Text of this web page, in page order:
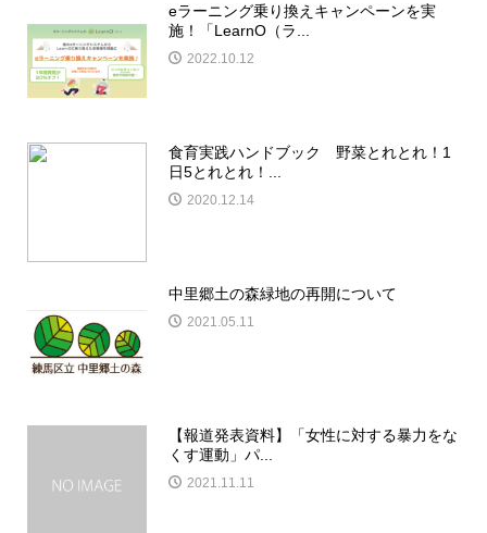
eラーニング乗り換えキャンペーンを実
施！「LearnO（ラ...
2022.10.12
食育実践ハンドブック 野菜とれとれ！1
日5とれとれ！...
2020.12.14
中里郷土の森緑地の再開について
2021.05.11
【報道発表資料】「女性に対する暴力をな
くす運動」パ...
2021.11.11